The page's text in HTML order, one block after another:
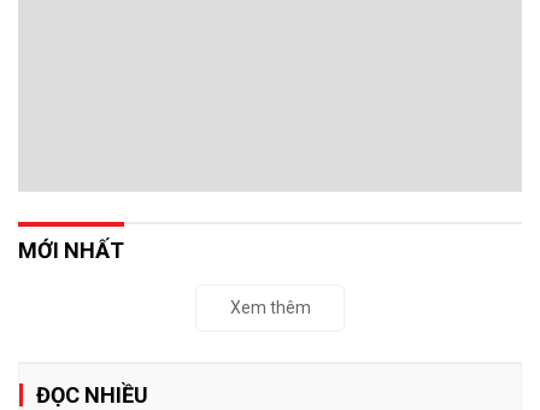
MỚI NHẤT
Xem thêm
ĐỌC NHIỀU